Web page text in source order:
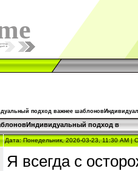
подход важнее
подход в
Дата: Понедельник, 2026-03-23, 11:30 AM |
Я всегда с